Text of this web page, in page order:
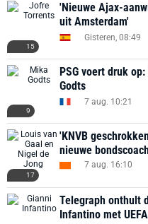
15
'Nieuwe Ajax-
uit Amsterdam'
Gisteren, 08:49
9
PSG voert druk
Godts
7 aug. 10:21
17
'KNVB
nieuwe
7 aug. 16:10
Telegraph onthult
Infantino met